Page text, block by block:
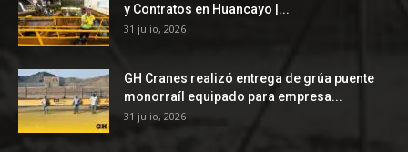
y Contratos en Huancayo |...
31 julio, 2026
GH Cranes realizó entrega de grúa puente
monorraíl equipado para empresa...
31 julio, 2026